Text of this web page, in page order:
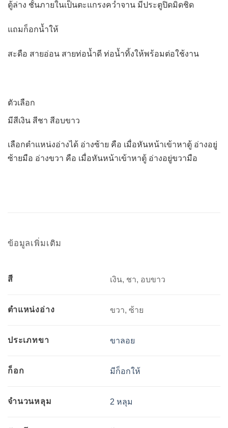
ตู้ล่าง ชั้นภายในเป็นตะแกรงคว่ำจาน มีประตูปิดมิดชิด
แถมก็อกน้ำให้
สะดือ สายอ่อน สายท่อน้ำดี ท่อน้ำทิ้งให้พร้อมต่อใช้งาน
ตัวเลือก
มีสีเงิน สีชา สีอบขาว
เลือกตำแหน่งอ่างได้ อ่างซ้าย คือ เมื่อหันหน้าเข้าหาตู้ อ่างอยู่
ซ้ายมือ อ่างขวา คือ เมื่อหันหน้าเข้าหาตู้ อ่างอยู่ขวามือ
ข้อมูลเพิ่มเติม
สี เงิน, ชา, อบขาว
ตำแหน่งอ่าง ขวา, ซ้าย
ประเภทขา ขาลอย
ก็อก มีก็อกให้
จำนวนหลุม 2 หลุม